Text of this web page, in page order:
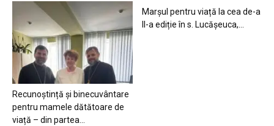
Recunoștință și binecuvântare
pentru mamele dătătoare de
viață – din partea...
Marșul pentru viață la cea de-a
II-a ediție în s. Lucășeuca,...